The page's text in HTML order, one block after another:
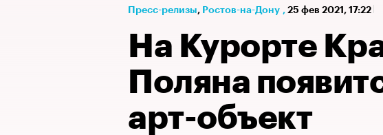
Спецпроекты Проверка контрагентов Политика
Рынок наличной валюты
Пресс-релизы⁠, Ростов-на-Дону , 25 фев 2021, 17:22
На Курорте
Поляна
арт-объект